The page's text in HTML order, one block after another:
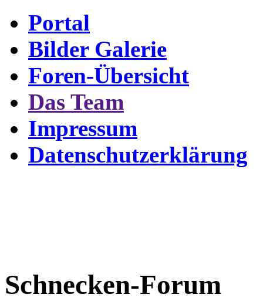
Portal
Bilder Galerie
Foren-Übersicht
Das Team
Impressum
Datenschutzerklärung
Schnecken-Forum